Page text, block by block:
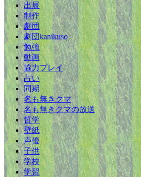
出展
制作
劇団
劇団kanikuso
勉強
動画
協力プレイ
占い
同期
名も無きクマ
名も無きクマの放送
哲学
壁紙
声優
子供
学校
学習